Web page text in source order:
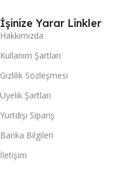
İşinize Yarar Linkler
Hakkımızda
Kullanım Şartları
Gizlilik Sözleşmesi
Üyelik Şartları
Yurtdışı Sipariş
Banka Bilgileri
İletişim